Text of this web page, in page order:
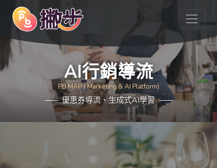
AI行銷導流
PB MAP ( Marketing & AI Platform)
優惠券導流、生成式AI學習